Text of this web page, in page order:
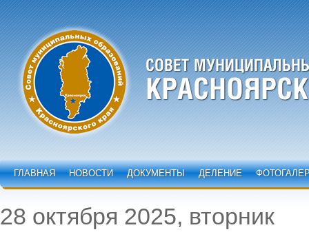
ГЛАВНАЯ НОВОСТИ ДОКУМЕНТЫ ДЕЛЕНИЕ
28 октября 2025, вторник